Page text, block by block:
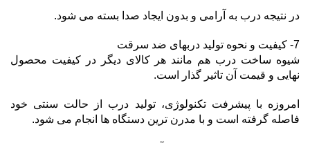
در نتیجه درب به آرامی و بدون ایجاد صدا بسته می شود.
7- کیفیت و نحوه تولید دربهای ضد سرقت
شیوه ساخت درب هم مانند هر کالای دیگر در کیفیت محصول
نهایی و قیمت آن تاثیر گذار است.
امروزه با پیشرفت تکنولوژی، تولید درب از حالت سنتی خود
فاصله گرفته است و با مدرن ترین دستگاه ها انجام می شود.